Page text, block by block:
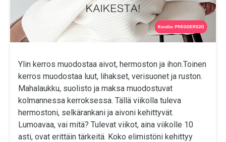
Ylin kerros muodostaa aivot, hermoston ja ihon.Toinen
kerros muodostaa luut, lihakset, verisuonet ja ruston.
Mahalaukku, suolisto ja maksa muodostuvat
kolmannessa kerroksessa. Tällä viikolla tuleva
hermostoni, selkärankani ja aivoni kehittyvät.
Lumoavaa, vai mitä? Tulevat viikot, aina viikolle 10
asti, ovat erittäin tärkeitä. Koko elimistöni kehittyy